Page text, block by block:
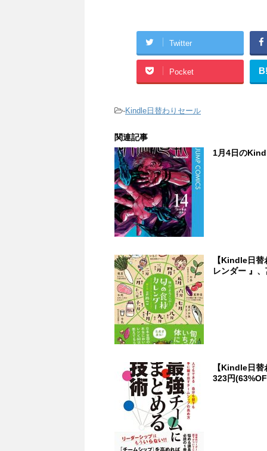
Twitter
Pocket
-Kindle日替わりセール
関連記事
1月4日の
【Kindle日
レンダー 』
【Kindle日
323円